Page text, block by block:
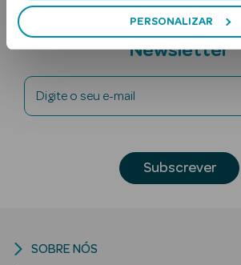
PERSONALIZAR
Rosto
Subscreva a
Newsletter
Digite o seu e-mail
Subscrever
SOBRE NÓS